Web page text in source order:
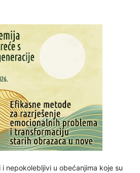
nepokolebljivi u obećanjima koje su